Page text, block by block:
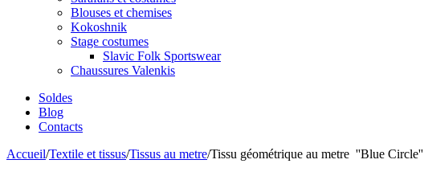
Blouses et chemises
Kokoshnik
Stage costumes
Slavic Folk Sportswear
Chaussures Valenkis
Soldes
Blog
Contacts
Accueil/Textile et tissus/Tissus au metre/Tissu géométrique au metre ''Blue Circle''